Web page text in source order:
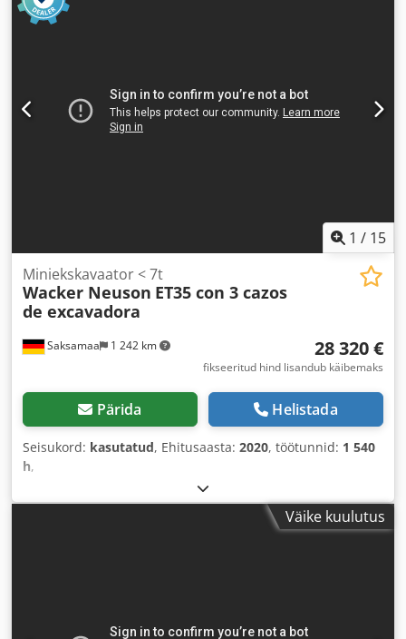
1 / 15
Saksamaa 1 242 km
Miniekskavaator < 7t
Wacker Neuson ET35 con 3 cazos
de excavadora
28 320 €
fikseeritud hind lisandub käibemaks
Pärida Helistada
Seisukord: kasutatud, Ehitusaasta: 2020, töötunnid: 1 540
h,
Väike kuulutus